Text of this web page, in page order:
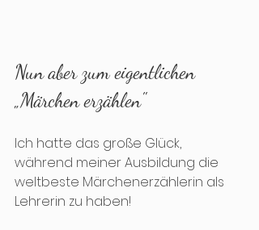
Nun aber zum eigentlichen
„Märchen erzählen"
Ich hatte das große Glück,
während meiner Ausbildung die
weltbeste Märchenerzählerin als
Lehrerin zu haben!